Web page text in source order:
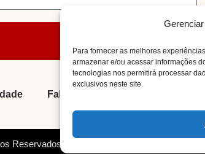
Para fornecer as melhores
armazenar e/ou acessar informações
tecnologias nos permitirá processar
exclusivos neste site.
Fale Conosco
Reservados. By Müller.